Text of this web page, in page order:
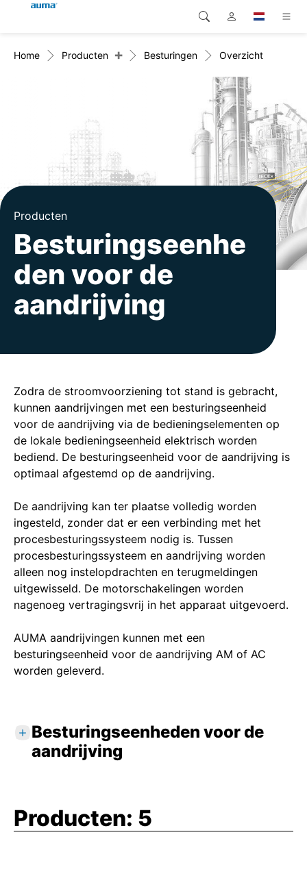
Producten
Downloads
Service
Contact
Global
Azië en Stille Oceaan
Noord-Amerika
Zoekopdracht
Home Producten + Besturingen Overzicht
Producten
Besturingseenhe
den voor de
aandrijving
Zodra de stroomvoorziening tot stand is gebracht,
kunnen aandrijvingen met een besturingseenheid
voor de aandrijving via de bedieningselementen op
de lokale bedieningseenheid elektrisch worden
bediend. De besturingseenheid voor de aandrijving is
optimaal afgestemd op de aandrijving.
De aandrijving kan ter plaatse volledig worden
ingesteld, zonder dat er een verbinding met het
procesbesturingssysteem nodig is. Tussen
procesbesturingssysteem en aandrijving worden
alleen nog instelopdrachten en terugmeldingen
uitgewisseld. De motorschakelingen worden
nagenoeg vertragingsvrij in het apparaat uitgevoerd.
AUMA aandrijvingen kunnen met een
besturingseenheid voor de aandrijving AM of AC
worden geleverd.
Besturingseenheden voor de
aandrijving
de instelopdrachten en schakelen via de
geïntegreerde magneetschakelaars of
Producten: 5